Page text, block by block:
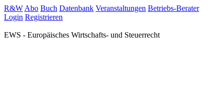
R&W Abo Buch Datenbank Veranstaltungen Betriebs-Berater
Login Registrieren
EWS - Europäisches Wirtschafts- und Steuerrecht